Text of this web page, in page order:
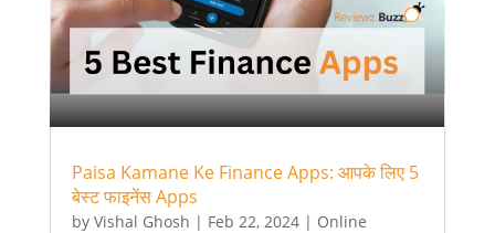
Paisa Kamane Ke Finance Apps: आपके लिए 5
बेस्ट फाइनेंस Apps
by Vishal Ghosh | Feb 22, 2024| Online